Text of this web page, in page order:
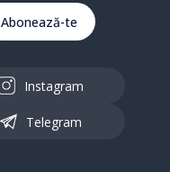
Abonează-te
Instagram
Telegram